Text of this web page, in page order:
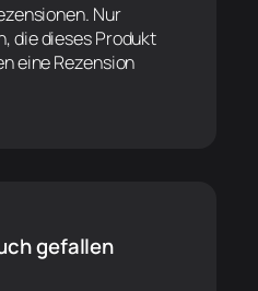
Nur
die dieses Produkt
eine Rezension
gefallen